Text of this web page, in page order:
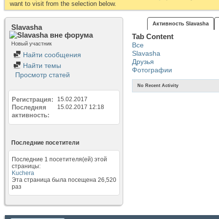
want to visit from the selection below.
Slavasha
Новый участник
Найти сообщения
Найти темы
Просмотр статей
Регистрация 15.02.2017
Последняя
активность
15.02.2017 12:18
Последние посетители
Последние 1 посетителя(ей) этой
страницы:
Kuchera
Эта страница была посещена 26,520
раз
Активность Slavasha
Tab Content
Все
Slavasha
Друзья
Фотографии
No Recent Activity